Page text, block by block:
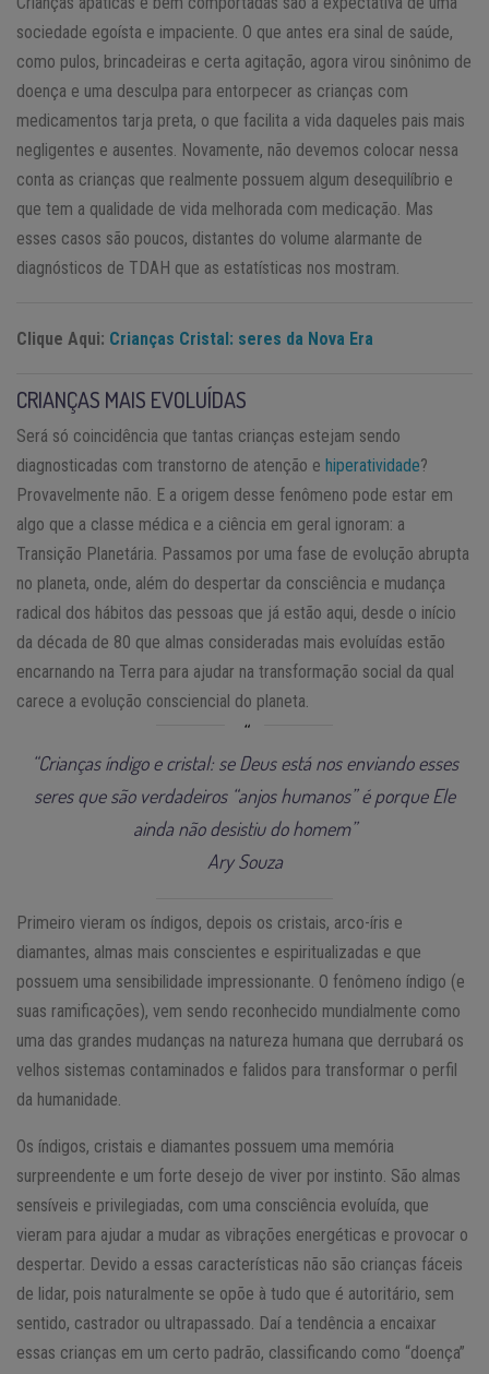
sociedade egoísta e impaciente. O que antes era sinal de saúde,
como pulos, brincadeiras e certa agitação, agora virou sinônimo de
doença e uma desculpa para entorpecer as crianças com
medicamentos tarja preta, o que facilita a vida daqueles pais mais
negligentes e ausentes. Novamente, não devemos colocar nessa
conta as crianças que realmente possuem algum desequilíbrio e
que tem a qualidade de vida melhorada com medicação. Mas
esses casos são poucos, distantes do volume alarmante de
diagnósticos de TDAH que as estatísticas nos mostram.
Clique Aqui: Crianças Cristal: seres da Nova Era
CRIANÇAS MAIS EVOLUÍDAS
Será só coincidência que tantas crianças estejam sendo
diagnosticadas com transtorno de atenção e hiperatividade?
Provavelmente não. E a origem desse fenômeno pode estar em
algo que a classe médica e a ciência em geral ignoram: a
Transição Planetária. Passamos por uma fase de evolução abrupta
no planeta, onde, além do despertar da consciência e mudança
radical dos hábitos das pessoas que já estão aqui, desde o início
da década de 80 que almas consideradas mais evoluídas estão
encarnando na Terra para ajudar na transformação social da qual
carece a evolução consciencial do planeta.
“Crianças índigo e cristal: se Deus está nos enviando esses
seres que são verdadeiros “anjos humanos” é porque Ele
ainda não desistiu do homem”
Ary Souza
Primeiro vieram os índigos, depois os cristais, arco-íris e
diamantes, almas mais conscientes e espiritualizadas e que
possuem uma sensibilidade impressionante. O fenômeno índigo (e
suas ramificações), vem sendo reconhecido mundialmente como
uma das grandes mudanças na natureza humana que derrubará os
velhos sistemas contaminados e falidos para transformar o perfil
da humanidade.
Os índigos, cristais e diamantes possuem uma memória
surpreendente e um forte desejo de viver por instinto. São almas
sensíveis e privilegiadas, com uma consciência evoluída, que
vieram para ajudar a mudar as vibrações energéticas e provocar o
despertar. Devido a essas características não são crianças fáceis
de lidar, pois naturalmente se opõe à tudo que é autoritário, sem
sentido, castrador ou ultrapassado. Daí a tendência a encaixar
essas crianças em um certo padrão, classificando como “doença”